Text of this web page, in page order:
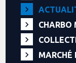
CHARBO
MARCHÉ